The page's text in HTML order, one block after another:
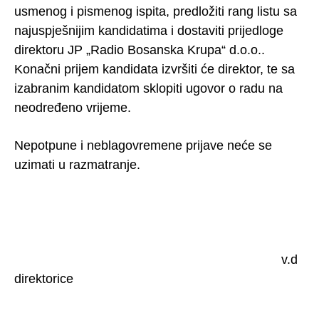
usmenog i pismenog ispita, predložiti rang listu sa
najuspješnijim kandidatima i dostaviti prijedloge
direktoru JP „Radio Bosanska Krupa“ d.o.o..
Konačni prijem kandidata izvršiti će direktor, te sa
izabranim kandidatom sklopiti ugovor o radu na
neodređeno vrijeme.
Nepotpune i neblagovremene prijave neće se
uzimati u razmatranje.
v.d
direktorice